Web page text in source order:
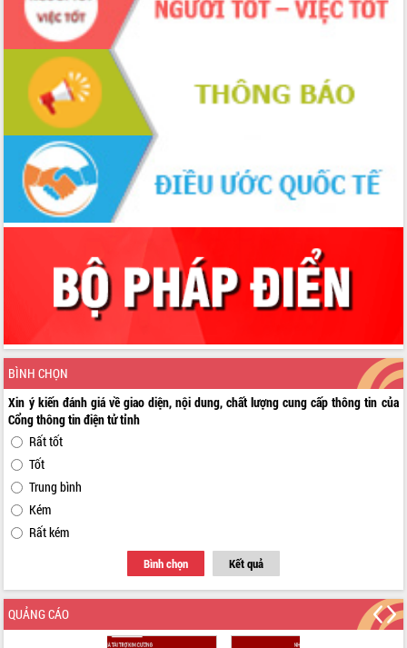
BÌNH CHỌN
Xin ý kiến đánh giá về giao diện, nội dung, chất lượng cung cấp thông tin của
Cổng thông tin điện tử tỉnh
Rất tốt
Tốt
Trung bình
Kém
Rất kém
Bình chọn Kết quả
QUẢNG CÁO